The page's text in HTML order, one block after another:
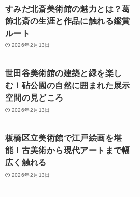
すみだ北斎美術館の魅力とは？葛
飾北斎の生涯と作品に触れる鑑賞
ルート
2026年2月13日
世田谷美術館の建築と緑を楽し
む！砧公園の自然に囲まれた展示
空間の見どころ
2026年2月13日
板橋区立美術館で江戸絵画を堪
能！古美術から現代アートまで幅
広く触れる
2026年2月13日